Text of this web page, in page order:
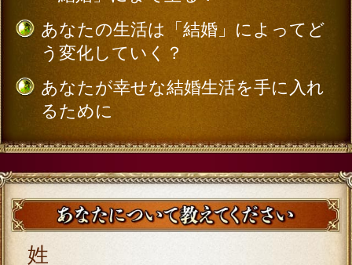
※入力の際の注意事項はこちらをご覧くださ
記録する